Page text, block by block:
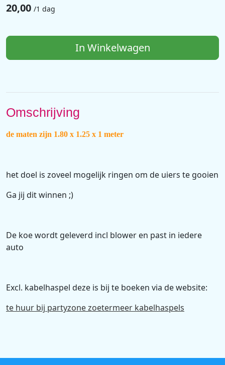
20,00 /1 dag
In Winkelwagen
Omschrijving
de maten zijn 1.80 x 1.25 x 1 meter
het doel is zoveel mogelijk ringen om de uiers te gooien
Ga jij dit winnen ;)
De koe wordt geleverd incl blower en past in iedere
auto
Excl. kabelhaspel deze is bij te boeken via de website:
te huur bij partyzone zoetermeer kabelhaspels